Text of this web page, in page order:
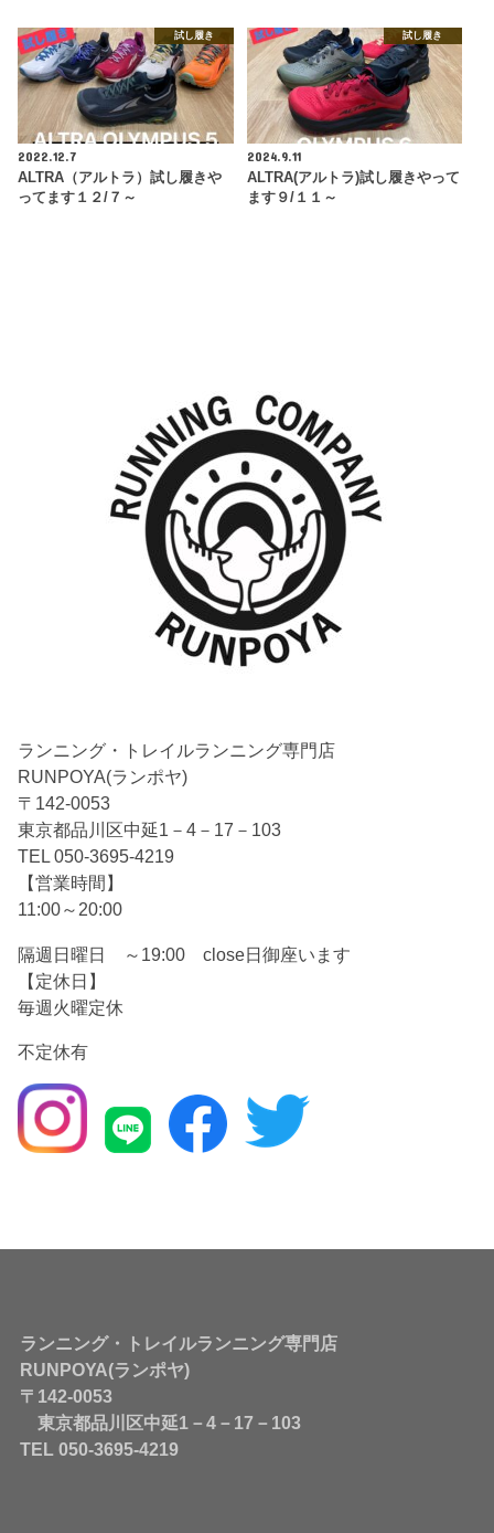
試し履き
2022.12.7
ALTRA（アルトラ）試し履きや
ってます１２/７～
試し履き
2024.9.11
ALTRA(アルトラ)試し履きやって
ます９/１１～
ランニング・トレイルランニング専門店
RUNPOYA(ランポヤ)
〒142-0053
東京都品川区中延1－4－17－103
TEL 050-3695-4219
【営業時間】
11:00～20:00
隔週日曜日 ～19:00 close日御座います
【定休日】
毎週火曜定休
不定休有
ランニング・トレイルランニング専門店
RUNPOYA(ランポヤ)
〒142-0053
東京都品川区中延1－4－17－103
TEL 050-3695-4219